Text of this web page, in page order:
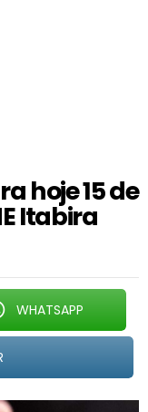
hoje 15 de
Itabira
WHATSAPP